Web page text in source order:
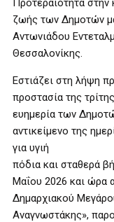
Προτεραιότητα στην
ζωής των Δημοτών
Αντωνιάδου
Θεσσαλονίκης.
Εστιάζει στη λήψη
προστασία της
ευημερία των
αντικείμενο της
για υγιή
πόδια και σταθερά
Μαΐου 2026 και ώρα
Δημαρχιακού
Αναγνωστάκης»,